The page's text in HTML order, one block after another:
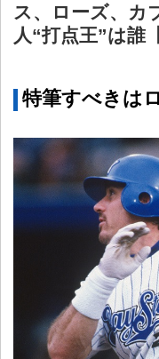
ス、ローズ、カ
人“打点王”は誰
特筆すべきは